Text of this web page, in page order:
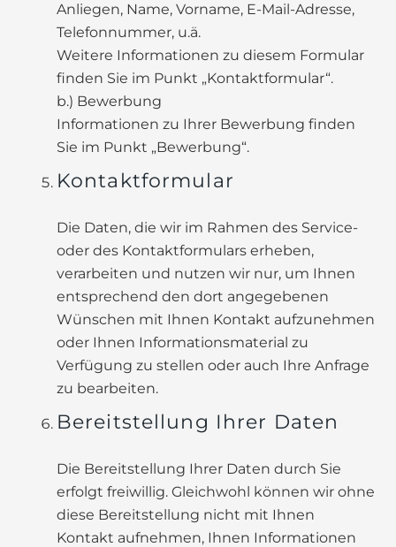
Anliegen, Name, Vorname, E-Mail-Adresse,
Telefonnummer, u.ä.
Weitere Informationen zu diesem Formular
finden Sie im Punkt „Kontaktformular“.
b.) Bewerbung
Informationen zu Ihrer Bewerbung finden
Sie im Punkt „Bewerbung“.
Kontaktformular
Die Daten, die wir im Rahmen des Service-
oder des Kontaktformulars erheben,
verarbeiten und nutzen wir nur, um Ihnen
entsprechend den dort angegebenen
Wünschen mit Ihnen Kontakt aufzunehmen
oder Ihnen Informationsmaterial zu
Verfügung zu stellen oder auch Ihre Anfrage
zu bearbeiten.
Bereitstellung Ihrer Daten
Die Bereitstellung Ihrer Daten durch Sie
erfolgt freiwillig. Gleichwohl können wir ohne
diese Bereitstellung nicht mit Ihnen
Kontakt aufnehmen, Ihnen Informationen